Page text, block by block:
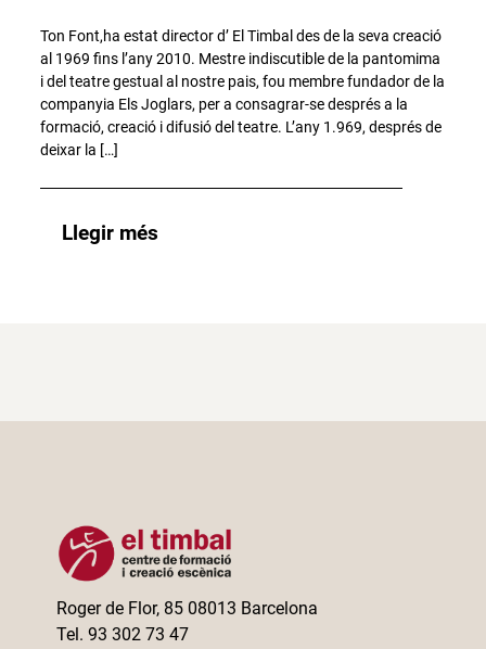
Ton Font,ha estat director d’ El Timbal des de la seva creació
al 1969 fins l’any 2010. Mestre indiscutible de la pantomima
i del teatre gestual al nostre pais, fou membre fundador de la
companyia Els Joglars, per a consagrar-se després a la
formació, creació i difusió del teatre. L’any 1.969, després de
deixar la […]
Llegir més
Roger de Flor, 85 08013 Barcelona
Tel. 93 302 73 47